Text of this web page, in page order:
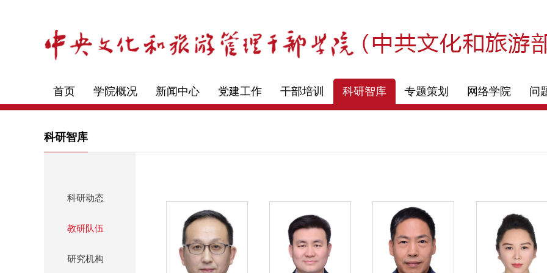
首页 学院概况 新闻中心 党建工作 干部培训 科研智库 专题策划 网络学院 问
科研智库
科研动态
教研队伍
研究机构